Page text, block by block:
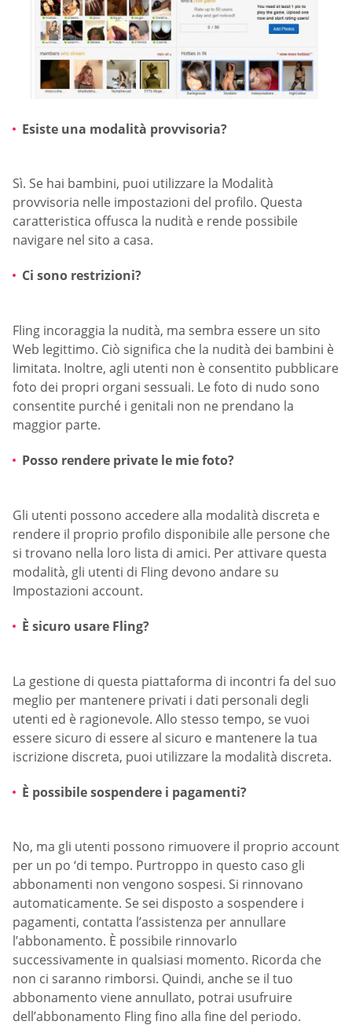
Esiste una modalità provvisoria?
Sì. Se hai bambini, puoi utilizzare la Modalità
provvisoria nelle impostazioni del profilo. Questa
caratteristica offusca la nudità e rende possibile
navigare nel sito a casa.
Ci sono restrizioni?
Fling incoraggia la nudità, ma sembra essere un sito
Web legittimo. Ciò significa che la nudità dei bambini è
limitata. Inoltre, agli utenti non è consentito pubblicare
foto dei propri organi sessuali. Le foto di nudo sono
consentite purché i genitali non ne prendano la
maggior parte.
Posso rendere private le mie foto?
Gli utenti possono accedere alla modalità discreta e
rendere il proprio profilo disponibile alle persone che
si trovano nella loro lista di amici. Per attivare questa
modalità, gli utenti di Fling devono andare su
Impostazioni account.
È sicuro usare Fling?
La gestione di questa piattaforma di incontri fa del suo
meglio per mantenere privati i dati personali degli
utenti ed è ragionevole. Allo stesso tempo, se vuoi
essere sicuro di essere al sicuro e mantenere la tua
iscrizione discreta, puoi utilizzare la modalità discreta.
È possibile sospendere i pagamenti?
No, ma gli utenti possono rimuovere il proprio account
per un po ‘di tempo. Purtroppo in questo caso gli
abbonamenti non vengono sospesi. Si rinnovano
automaticamente. Se sei disposto a sospendere i
pagamenti, contatta l’assistenza per annullare
l’abbonamento. È possibile rinnovarlo
successivamente in qualsiasi momento. Ricorda che
non ci saranno rimborsi. Quindi, anche se il tuo
abbonamento viene annullato, potrai usufruire
dell’abbonamento Fling fino alla fine del periodo.